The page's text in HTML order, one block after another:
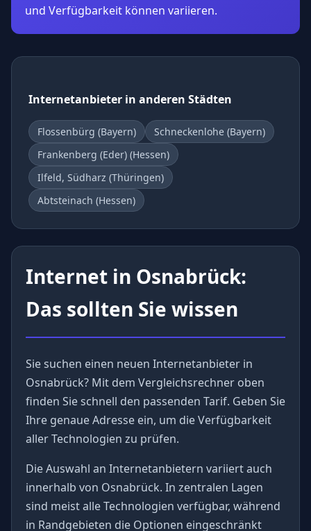
und Verfügbarkeit können variieren.
Internetanbieter in anderen Städten
Flossenbürg (Bayern)
Schneckenlohe (Bayern)
Frankenberg (Eder) (Hessen)
Ilfeld, Südharz (Thüringen)
Abtsteinach (Hessen)
Internet in Osnabrück:
Das sollten Sie wissen
Sie suchen einen neuen Internetanbieter in
Osnabrück? Mit dem Vergleichsrechner oben
finden Sie schnell den passenden Tarif. Geben Sie
Ihre genaue Adresse ein, um die Verfügbarkeit
aller Technologien zu prüfen.
Die Auswahl an Internetanbietern variiert auch
innerhalb von Osnabrück. In zentralen Lagen
sind meist alle Technologien verfügbar, während
in Randgebieten die Optionen eingeschränkt